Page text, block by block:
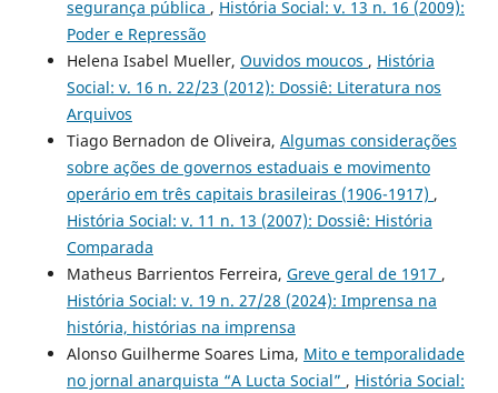
segurança pública , História Social: v. 13 n. 16 (2009):
Poder e Repressão
Helena Isabel Mueller, Ouvidos moucos , História
Social: v. 16 n. 22/23 (2012): Dossiê: Literatura nos
Arquivos
Tiago Bernadon de Oliveira, Algumas considerações
sobre ações de governos estaduais e movimento
operário em três capitais brasileiras (1906-1917) ,
História Social: v. 11 n. 13 (2007): Dossiê: História
Comparada
Matheus Barrientos Ferreira, Greve geral de 1917 ,
História Social: v. 19 n. 27/28 (2024): Imprensa na
história, histórias na imprensa
Alonso Guilherme Soares Lima, Mito e temporalidade
no jornal anarquista “A Lucta Social” , História Social: